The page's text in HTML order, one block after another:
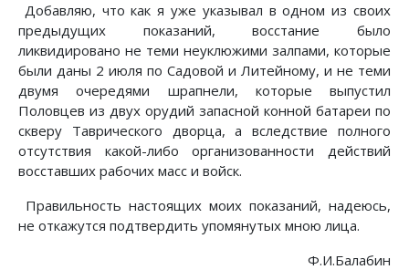
Добавляю, что как я уже указывал в одном из своих
предыдущих показаний, восстание было
ликвидировано не теми неуклюжими залпами, которые
были даны 2 июля по Садовой и Литейному, и не теми
двумя очередями шрапнели, которые выпустил
Половцев из двух орудий запасной конной батареи по
скверу Таврического дворца, а вследствие полного
отсутствия какой-либо организованности действий
восставших рабочих масс и войск.
Правильность настоящих моих показаний, надеюсь,
не откажутся подтвердить упомянутых мною лица.
Ф.И.Балабин